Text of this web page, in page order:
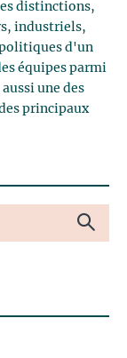
distinctions,
industriels,
d'un
équipes parmi
une des
principaux